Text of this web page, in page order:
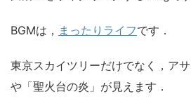
BGMは， まったりライフです．
東京スカイツリーだけでなく，ア
や「聖火台の炎」が見えます．